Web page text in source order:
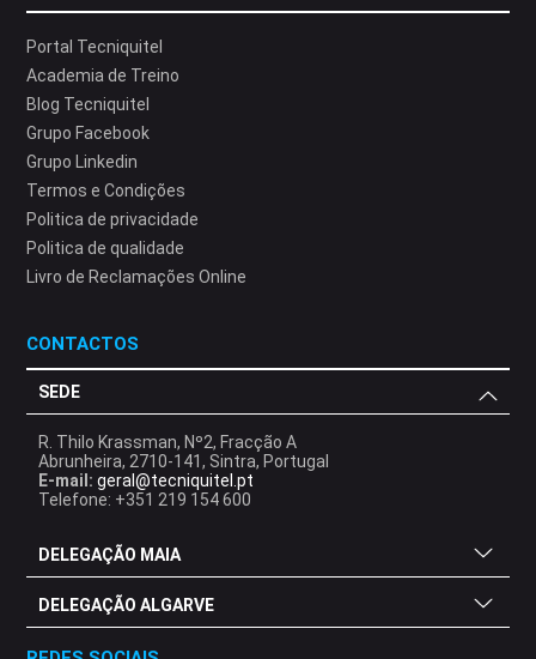
Portal Tecniquitel
Academia de Treino
Blog Tecniquitel
Grupo Facebook
Grupo Linkedin
Termos e Condições
Politica de privacidade
Politica de qualidade
Livro de Reclamações Online
CONTACTOS
SEDE
R. Thilo Krassman, Nº2, Fracção A
Abrunheira, 2710-141, Sintra, Portugal
E-mail: geral@tecniquitel.pt
Telefone: +351 219 154 600
DELEGAÇÃO MAIA
DELEGAÇÃO ALGARVE